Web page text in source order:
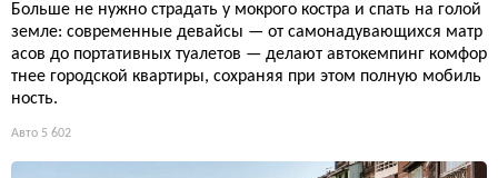
Больше не нужно страдать у мокрого костра и спать на голой
земле: современные девайсы — от самонадувающихся матр
асов до портативных туалетов — делают автокемпинг комфор
тнее городской квартиры, сохраняя при этом полную мобиль
ность.
Авто 5 602